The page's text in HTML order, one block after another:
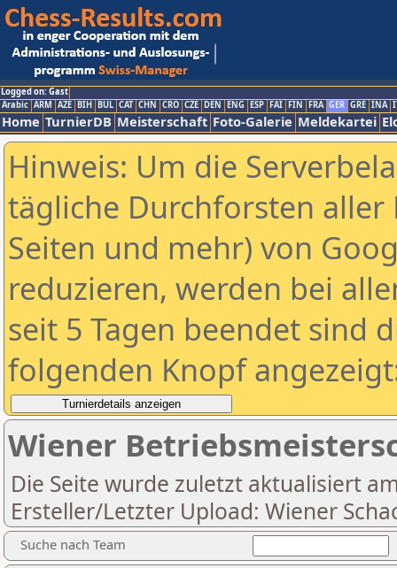
Logged on: Gast
Arabic ARM AZE BIH BUL CAT CHN CRO CZE DEN ENG ESP FAI FIN FRA GER GRE INA
Home TurnierDB Meisterschaft Foto-Galerie Meldekartei
Hinweis: Um die
tägliche Durchforsten aller
Seiten und mehr) von
reduzieren, werden bei
seit 5 Tagen beendet sind
folgenden Knopf
Wiener
Die Seite wurde zuletzt aktualisiert
Ersteller/Letzter Upload: Wiener
Suche nach Team